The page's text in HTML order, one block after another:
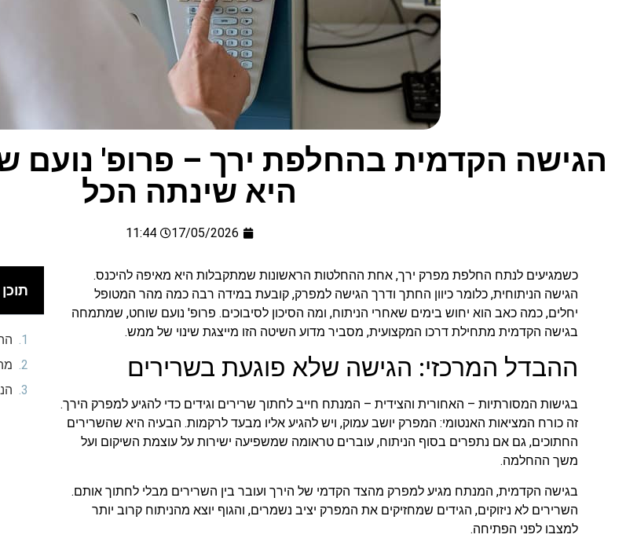
הגישה הקדמית בהחלפת ירך – פרופ' נועם
היא שינתה הכל
17/05/2026
11:44
כשמגיעים לנתח החלפת מפרק ירך, אחת ההחלטות הראשונות שמתקבלות היא מאיפה להיכנס.
הגישה הניתוחית, כלומר כיוון החתך ודרך הגישה למפרק, קובעת במידה רבה כמה מהר המטופל
יחלים, כמה כאב הוא יחוש בימים שאחרי הניתוח, ומה הסיכון לסיבוכים. פרופ' נועם שוחט, שמתמחה
בגישה הקדמית מתחילת דרכו המקצועית, מסביר מדוע השיטה הזו מייצגת שינוי של ממש.
ההבדל המרכזי: הגישה שלא פוגעת בשרירים
בגישות המסורתיות – האחורית והצידית – המנתח חייב לחתוך שרירים וגידים כדי להגיע למפרק הירך.
זה כורח המציאות האנטומי: המפרק יושב עמוק, ויש להגיע אליו מבעד לרקמות. הבעיה היא שהשרירים
החתוכים, גם אם נתפרים בסוף הניתוח, עוברים טראומה שמשפיעה ישירות על עוצמת השיקום ועל
משך ההחלמה.
בגישה הקדמית, המנתח מגיע למפרק מהצד הקדמי של הירך ועובר בין השרירים מבלי לחתוך אותם.
השרירים לא ניזוקים, הגידים שמחזיקים את המפרק יציב נשמרים, והגוף יוצא מהניתוח קרוב יותר
למצבו לפני הפתיחה.